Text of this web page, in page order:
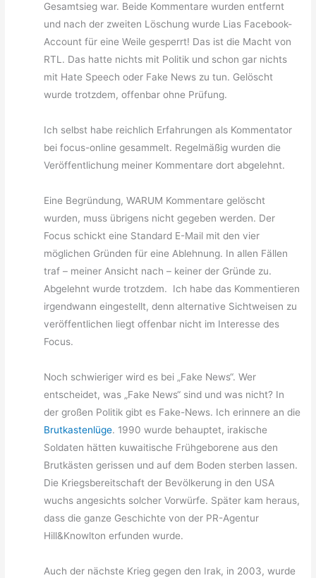
Gesamtsieg war. Beide Kommentare wurden entfernt
und nach der zweiten Löschung wurde Lias Facebook-
Account für eine Weile gesperrt! Das ist die Macht von
RTL. Das hatte nichts mit Politik und schon gar nichts
mit Hate Speech oder Fake News zu tun. Gelöscht
wurde trotzdem, offenbar ohne Prüfung.
Ich selbst habe reichlich Erfahrungen als Kommentator
bei focus-online gesammelt. Regelmäßig wurden die
Veröffentlichung meiner Kommentare dort abgelehnt.
Eine Begründung, WARUM Kommentare gelöscht
wurden, muss übrigens nicht gegeben werden. Der
Focus schickt eine Standard E-Mail mit den vier
möglichen Gründen für eine Ablehnung. In allen Fällen
traf – meiner Ansicht nach – keiner der Gründe zu.
Abgelehnt wurde trotzdem. Ich habe das Kommentieren
irgendwann eingestellt, denn alternative Sichtweisen zu
veröffentlichen liegt offenbar nicht im Interesse des
Focus.
Noch schwieriger wird es bei „Fake News“. Wer
entscheidet, was „Fake News“ sind und was nicht? In
der großen Politik gibt es Fake-News. Ich erinnere an die
Brutkastenlüge. 1990 wurde behauptet, irakische
Soldaten hätten kuwaitische Frühgeborene aus den
Brutkästen gerissen und auf dem Boden sterben lassen.
Die Kriegsbereitschaft der Bevölkerung in den USA
wuchs angesichts solcher Vorwürfe. Später kam heraus,
dass die ganze Geschichte von der PR-Agentur
Hill&Knowlton erfunden wurde.
Auch der nächste Krieg gegen den Irak, in 2003, wurde